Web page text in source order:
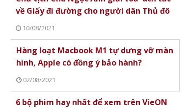
về Giấy đi đường cho người dân Thủ đô
10/08/2021
Hàng loạt Macbook M1 tự dưng vỡ màn
hình, Apple có đồng ý bảo hành?
02/08/2021
6 bộ phim hay nhất để xem trên VieON